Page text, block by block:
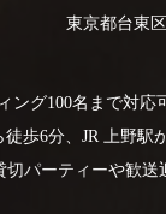
東京都台東
ング100名まで対
歩6分、JR 上野駅
切パーティーや歓送